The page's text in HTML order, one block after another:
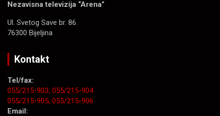
Nezavisna televizija “Arena”
Ul. Svetog Save br. 86.
76300 Bijeljina
Kontakt
Tel/fax:
055/215-903; 055/215-904
055/215-905; 055/215-906
Email: